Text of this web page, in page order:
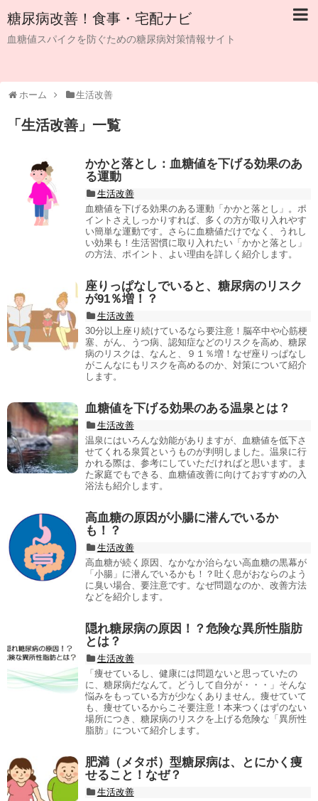
糖尿病改善！食事・宅配ナビ
血糖値スパイクを防ぐための糖尿病対策情報サイト
ホーム 生活改善
「 生活改善 」 一覧
かかと落とし：血糖値を下げる効果のあ
る運動
生活改善
血糖値を下げる効果のある運動「かかと落とし」。ポ
イントさえしっかりすれば、多くの方が取り入れやす
い簡単な運動です。さらに血糖値だけでなく、うれし
い効果も！生活習慣に取り入れたい「かかと落とし」
の方法、ポイント、よい理由を詳しく紹介します。
座りっぱなしでいると、糖尿病のリスク
が91％増！？
生活改善
30分以上座り続けているなら要注意！脳卒中や心筋梗
塞、がん、うつ病、認知症などのリスクを高め、糖尿
病のリスクは、なんと、９１％増！なぜ座りっぱなし
がこんなにもリスクを高めるのか、対策について紹介
します。
血糖値を下げる効果のある温泉とは？
生活改善
温泉にはいろんな効能がありますが、血糖値を低下さ
せてくれる泉質というものが判明しました。温泉に行
かれる際は、参考にしていただければと思います。ま
た家庭でもできる、血糖値改善に向けておすすめの入
浴法も紹介します。
高血糖の原因が小腸に潜んでいるか
も！？
生活改善
高血糖が続く原因、なかなか治らない高血糖の黒幕が
「小腸」に潜んでいるかも！？吐く息がおならのよう
に臭い場合、要注意です。なぜ問題なのか、改善方法
などを紹介します。
隠れ糖尿病の原因！？危険な異所性脂肪
とは？
生活改善
「痩せているし、健康には問題ないと思っていたの
に、糖尿病だなんて。どうして自分が・・・」そんな
悩みをもっている方が少なくありません。痩せていて
も、痩せているからこそ要注意！本来つくはずのない
場所につき、糖尿病のリスクを上げる危険な「異所性
脂肪」について紹介します。
肥満（メタボ）型糖尿病は、とにかく痩
せること！なぜ？
生活改善